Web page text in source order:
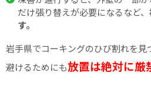
だけ張り替えが必要になるなど、
す。
岩手県でコーキングのひび割れを見
避けるためにも放置は絶対に厳